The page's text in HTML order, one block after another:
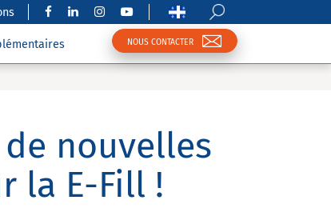
NOUS CONTACTER
de nouvelles
la E-Fill !